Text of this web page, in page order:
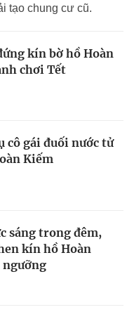
tạo chung cư cũ.
kín bờ hồ Hoàn
chơi Tết
cô gái đuối nước tử
Kiếm
sáng trong đêm,
kín hồ Hoàn